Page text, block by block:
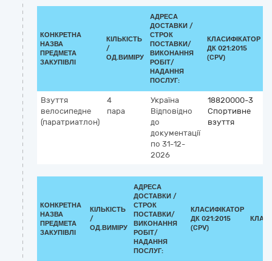
КОНКРЕТНА
НАЗВА
ПРЕДМЕТА
ЗАКУПІВЛІ
КІЛЬКІСТЬ
/
ОД.ВИМІРУ
АДРЕСА
ДОСТАВКИ /
СТРОК
ПОСТАВКИ/
ВИКОНАННЯ
РОБІТ/
НАДАННЯ
ПОСЛУГ:
КЛАСИФІКАТОР
ДК 021:2015
(CPV)
Взуття
велосипедне
(паратриатлон)
4
пара
Україна
Відповідно
до
документації
по 31-12-
2026
18820000-3
Спортивне
взуття
КОНКРЕТНА
НАЗВА
ПРЕДМЕТА
ЗАКУПІВЛІ
КІЛЬКІСТЬ
/
ОД.ВИМІРУ
АДРЕСА
ДОСТАВКИ /
СТРОК
ПОСТАВКИ/
ВИКОНАННЯ
РОБІТ/
НАДАННЯ
ПОСЛУГ:
КЛАСИФІКАТОР
ДК 021:2015
(CPV)